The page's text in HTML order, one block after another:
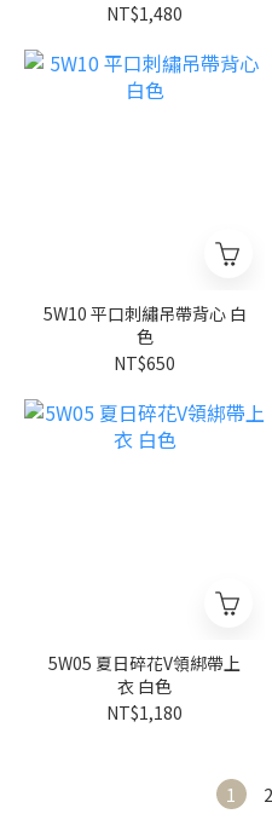
NT$1,480
5W10 平口刺繡吊帶背心 白
色
NT$650
5W05 夏日碎花V領綁帶上
衣 白色
NT$1,180
1 2